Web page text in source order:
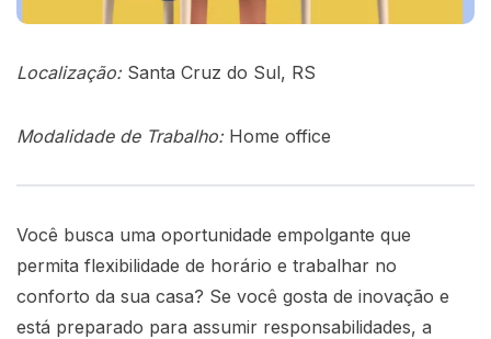
Localização:Santa Cruz do Sul, RS
Modalidade de Trabalho:Home office
Você busca uma oportunidade empolgante que
permita flexibilidade de horário e trabalhar no
conforto da sua casa? Se você gosta de inovação e
está preparado para assumir responsabilidades, a